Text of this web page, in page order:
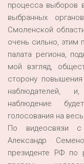
процесса выборов
выбранных
Смоленской
очень сильно, этим
палата региона,
мой взгляд,
сторону
наблюдателей,
наблюдение
голосования на
По видеосвязи с
Александр
президенте РФ по